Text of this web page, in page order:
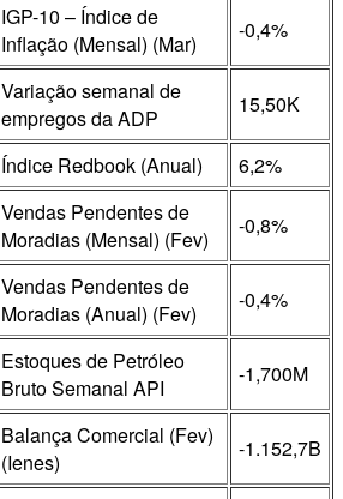
IGP-10 – Índice de
Inflação (Mensal) (Mar)
-0,4%
Variação semanal de
empregos da ADP
15,50K
Índice Redbook (Anual) 6,2%
Vendas Pendentes de
Moradias (Mensal) (Fev)
-0,8%
Vendas Pendentes de
Moradias (Anual) (Fev)
-0,4%
Estoques de Petróleo
Bruto Semanal API
-1,700M
Balança Comercial (Fev)
(Ienes)
-1.152,7B